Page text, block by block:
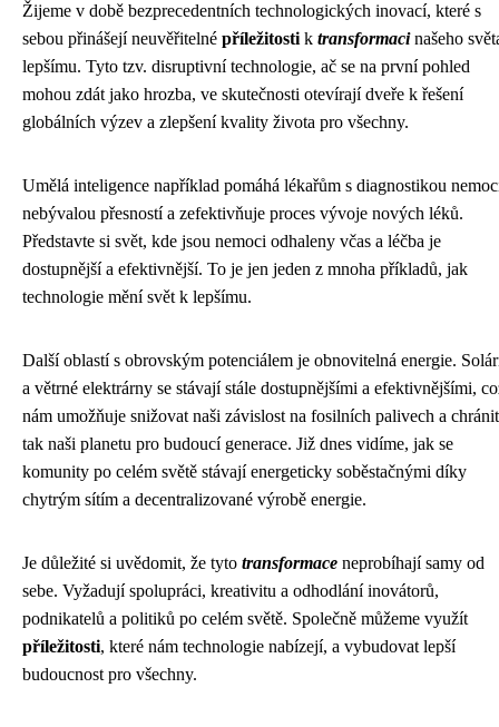
Žijeme v době bezprecedentních technologických inovací, které s
sebou přinášejí neuvěřitelné příležitosti k transformacinašeho
lepšímu. Tyto tzv. disruptivní technologie, ač se na první pohled
mohou zdát jako hrozba, ve skutečnosti otevírají dveře k řešení
globálních výzev a zlepšení kvality života pro všechny.
Umělá inteligence například pomáhá lékařům s diagnostikou
nebývalou přesností a zefektivňuje proces vývoje nových léků.
Představte si svět, kde jsou nemoci odhaleny včas a léčba je
dostupnější a efektivnější. To je jen jeden z mnoha příkladů, jak
technologie mění svět k lepšímu.
Další oblastí s obrovským potenciálem je obnovitelná energie.
a větrné elektrárny se stávají stále dostupnějšími a efektivnějšími,
nám umožňuje snižovat naši závislost na fosilních palivech a chránit
tak naši planetu pro budoucí generace. Již dnes vidíme, jak se
komunity po celém světě stávají energeticky soběstačnými díky
chytrým sítím a decentralizované výrobě energie.
Je důležité si uvědomit, že tyto transformace neprobíhají samy od
sebe. Vyžadují spolupráci, kreativitu a odhodlání inovátorů,
podnikatelů a politiků po celém světě. Společně můžeme využít
příležitosti, které nám technologie nabízejí, a vybudovat lepší
budoucnost pro všechny.